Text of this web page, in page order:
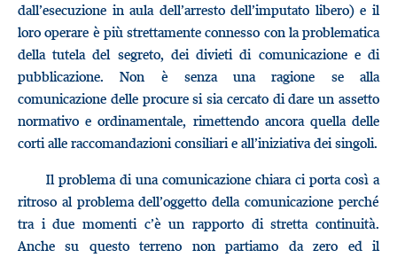
dall’esecuzione in aula dell’arresto dell’imputato libero) e il
loro operare è più strettamente connesso con la problematica
della tutela del segreto, dei divieti di comunicazione e di
pubblicazione. Non è senza una ragione se alla
comunicazione delle procure si sia cercato di dare un assetto
normativo e ordinamentale, rimettendo ancora quella delle
corti alle raccomandazioni consiliari e all’iniziativa dei singoli.
Il problema di una comunicazione chiara ci porta così a
ritroso al problema dell’oggetto della comunicazione perché
tra i due momenti c’è un rapporto di stretta continuità.
Anche su questo terreno non partiamo da zero ed il